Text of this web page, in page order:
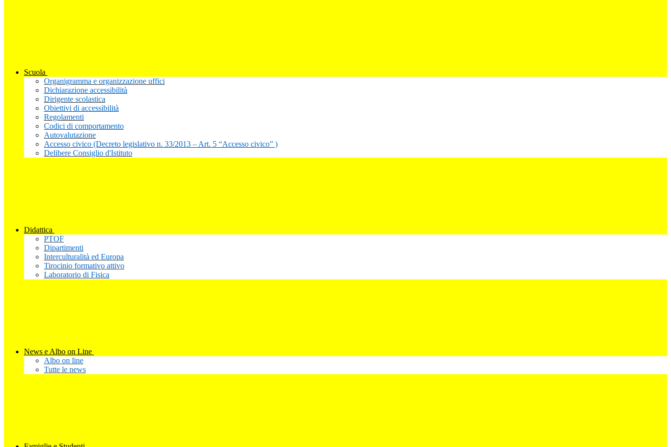
Scuola
Organigramma e organizzazione uffici
Dichiarazione accessibilità
Dirigente scolastica
Obiettivi di accessibilità
Regolamenti
Codici di comportamento
Autovalutazione
Accesso civico (Decreto legislativo n. 33/2013 – Art. 5 “Accesso civico” )
Delibere Consiglio d'Istituto
Didattica
PTOF
Dipartimenti
Interculturalità ed Europa
Tirocinio formativo attivo
Laboratorio di Fisica
News e Albo on Line
Albo on line
Tutte le news